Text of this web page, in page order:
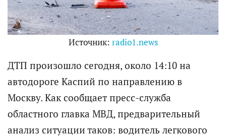
Источник: radio1.news
ДТП произошло сегодня, около 14:10 на
автодороге Каспий по направлению в
Москву. Как сообщает пресс-служба
областного главка МВД, предварительный
анализ ситуации таков: водитель легкового